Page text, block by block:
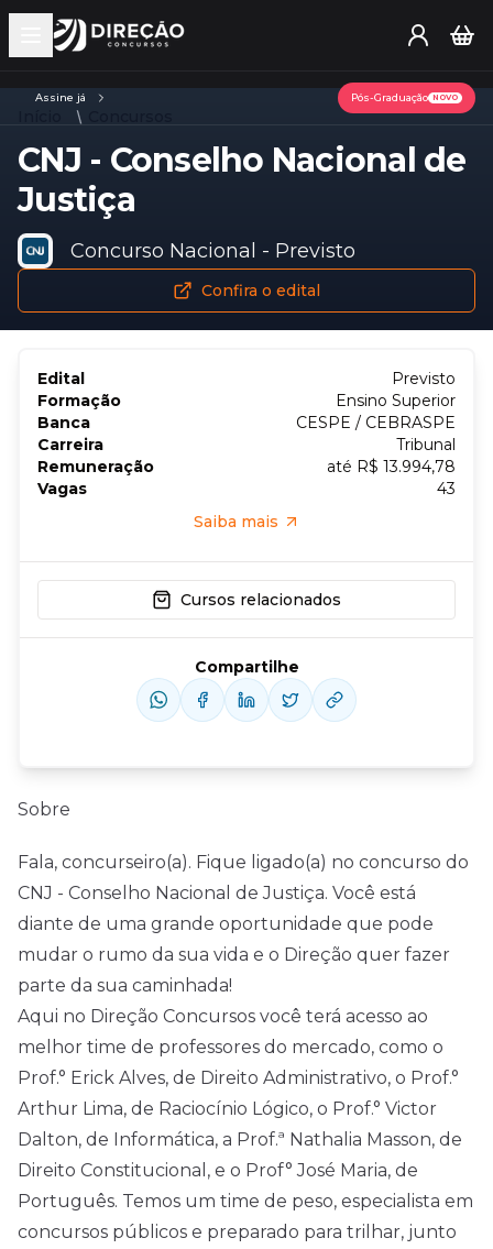
Open main menu
Assine já Pós-Graduação NOVO
CNJ - Conselho Nacional de
Justiça
Concurso Nacional - Previsto
Confira o edital
Sobre
Fala, concurseiro(a). Fique ligado(a) no concurso do
CNJ - Conselho Nacional de Justiça. Você está
diante de uma grande oportunidade que pode
mudar o rumo da sua vida e o Direção quer fazer
parte da sua caminhada!
Aqui no Direção Concursos você terá acesso ao
melhor time de professores do mercado, como o
Prof.° Erick Alves, de Direito Administrativo, o Prof.°
Arthur Lima, de Raciocínio Lógico, o Prof.° Victor
Dalton, de Informática, a Prof.ª Nathalia Masson, de
Direito Constitucional, e o Prof° José Maria, de
Português. Temos um time de peso, especialista em
concursos públicos e preparado para trilhar, junto
Edital
Previsto
Formação
Ensino Superior
Banca
CESPE / CEBRASPE
Carreira
Tribunal
Remuneração
até R$ 13.994,78
Vagas
43
Saiba mais
Cursos relacionados
Compartilhe